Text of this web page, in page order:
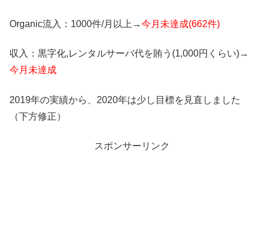
Organic流入：1000件/月以上→今月未達成(662件)
収入：黒字化,レンタルサーバ代を賄う(1,000円くらい)→
今月未達成
2019年の実績から、2020年は少し目標を見直しました
（下方修正）
スポンサーリンク